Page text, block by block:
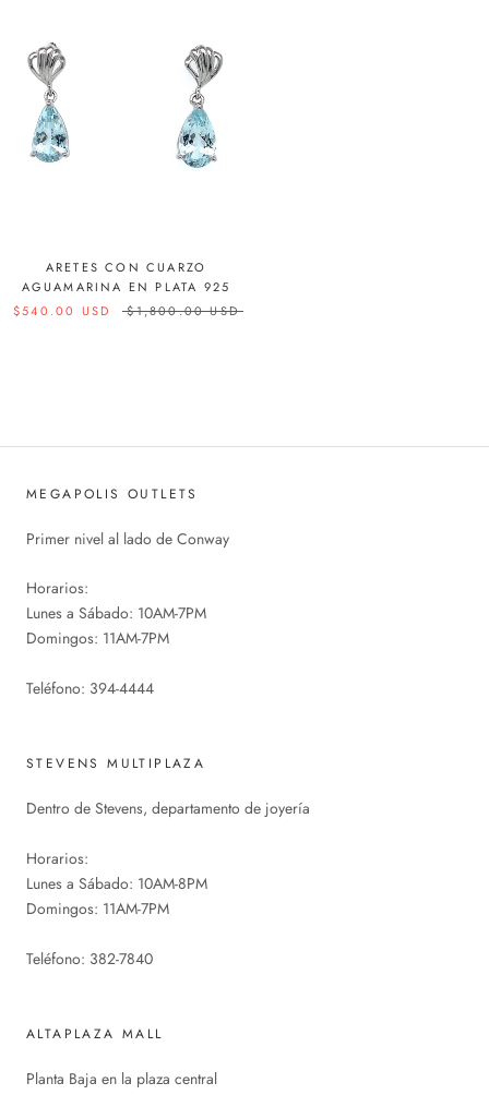
ARETES CON CUARZO
AGUAMARINA EN PLATA 925
$540.00 USD
$1,800.00 USD
MEGAPOLIS OUTLETS
Primer nivel al lado de Conway
Horarios:
Lunes a Sábado: 10AM-7PM
Domingos: 11AM-7PM
Teléfono: 394-4444
STEVENS MULTIPLAZA
Dentro de Stevens, departamento de joyería
Horarios:
Lunes a Sábado: 10AM-8PM
Domingos: 11AM-7PM
Teléfono: 382-7840
ALTAPLAZA MALL
Planta Baja en la plaza central